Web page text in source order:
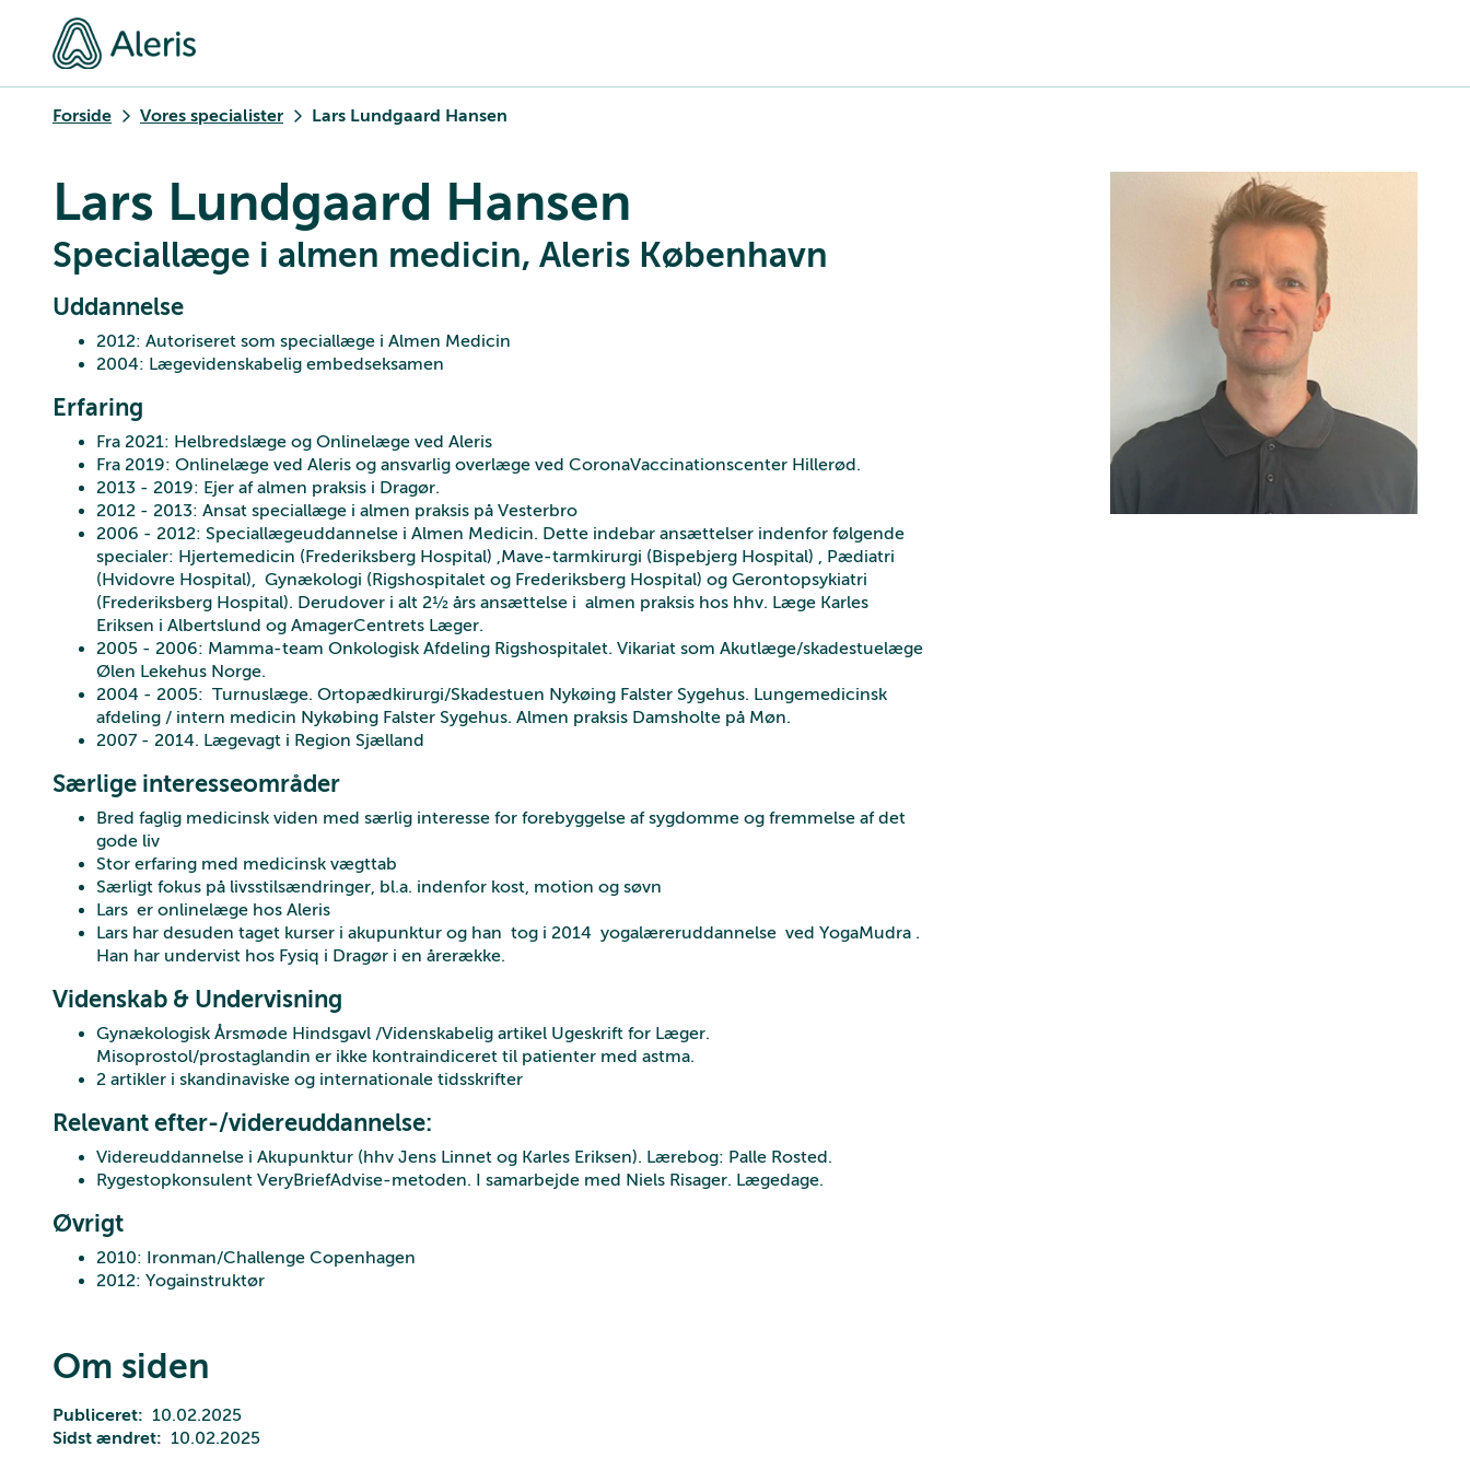
Forside Vores specialister Lars Lundgaard Hansen
Lars Lundgaard Hansen
Speciallæge i almen medicin, Aleris København
Uddannelse
2012: Autoriseret som speciallæge i Almen Medicin
2004: Lægevidenskabelig embedseksamen
Erfaring
Fra 2021: Helbredslæge og Onlinelæge ved Aleris
Fra 2019: Onlinelæge ved Aleris og ansvarlig overlæge ved CoronaVaccinationscenter Hillerød.
2013 - 2019: Ejer af almen praksis i Dragør.
2012 - 2013: Ansat speciallæge i almen praksis på Vesterbro
2006 - 2012: Speciallægeuddannelse i Almen Medicin. Dette indebar ansættelser indenfor følgende
specialer: Hjertemedicin (Frederiksberg Hospital) ,Mave-tarmkirurgi (Bispebjerg Hospital) , Pædiatri
(Hvidovre Hospital), Gynækologi (Rigshospitalet og Frederiksberg Hospital) og Gerontopsykiatri
(Frederiksberg Hospital). Derudover i alt 2½ års ansættelse i almen praksis hos hhv. Læge Karles
Eriksen i Albertslund og AmagerCentrets Læger.
2005 - 2006: Mamma-team Onkologisk Afdeling Rigshospitalet. Vikariat som Akutlæge/skadestuelæge
Ølen Lekehus Norge.
2004 - 2005: Turnuslæge. Ortopædkirurgi/Skadestuen Nykøing Falster Sygehus. Lungemedicinsk
afdeling / intern medicin Nykøbing Falster Sygehus. Almen praksis Damsholte på Møn.
2007 - 2014. Lægevagt i Region Sjælland
Særlige interesseområder
Bred faglig medicinsk viden med særlig interesse for forebyggelse af sygdomme og fremmelse af det
gode liv
Stor erfaring med medicinsk vægttab
Særligt fokus på livsstilsændringer, bl.a. indenfor kost, motion og søvn
Lars er onlinelæge hos Aleris
Lars har desuden taget kurser i akupunktur og han tog i 2014 yogalæreruddannelse ved YogaMudra .
Han har undervist hos Fysiq i Dragør i en årerække.
Videnskab & Undervisning
Gynækologisk Årsmøde Hindsgavl /Videnskabelig artikel Ugeskrift for Læger.
Misoprostol/prostaglandin er ikke kontraindiceret til patienter med astma.
2 artikler i skandinaviske og internationale tidsskrifter
Relevant efter-/videreuddannelse:
Videreuddannelse i Akupunktur (hhv Jens Linnet og Karles Eriksen). Lærebog: Palle Rosted.
Rygestopkonsulent VeryBriefAdvise-metoden. I samarbejde med Niels Risager. Lægedage.
Øvrigt
2010: Ironman/Challenge Copenhagen
2012: Yogainstruktør
Om siden
Publiceret
10.02.2025
Sidst ændret
10.02.2025